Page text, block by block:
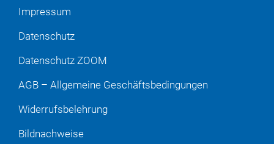
Impressum
Datenschutz
Datenschutz ZOOM
AGB – Allgemeine Geschäftsbedingungen
Widerrufsbelehrung
Bildnachweise